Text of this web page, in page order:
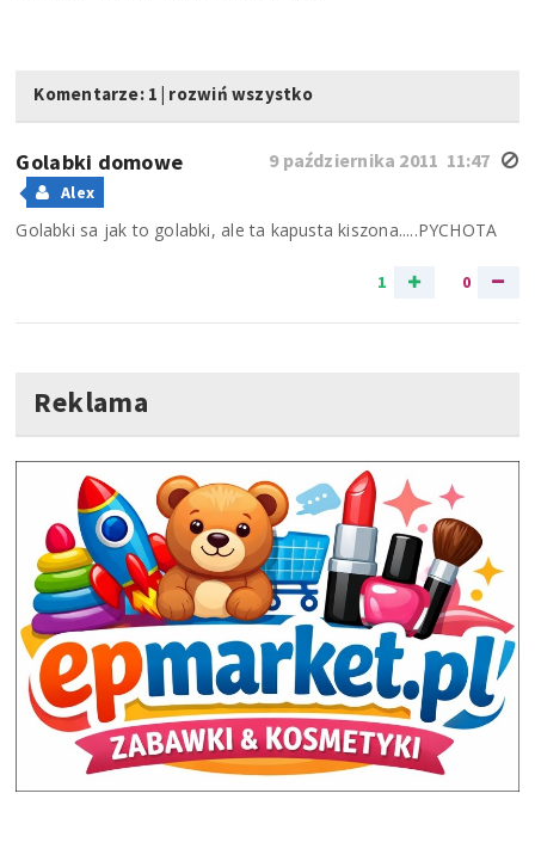
Komentarze: 1 | rozwiń wszystko
9 października 2011 11:47
Golabki domowe
Alex
Golabki sa jak to golabki, ale ta kapusta kiszona.....PYCHOTA
1 0
Reklama